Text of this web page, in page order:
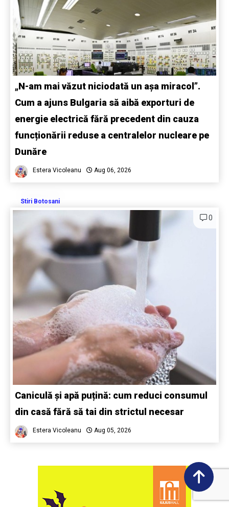
„N-am mai văzut niciodată un așa miracol”.
Cum a ajuns Bulgaria să aibă exporturi de
energie electrică fără precedent din cauza
funcționării reduse a centralelor nucleare pe
Dunăre
Estera Vicoleanu Aug 06, 2026
Stiri Botosani
0
Caniculă și apă puțină: cum reduci consumul
din casă fără să tai din strictul necesar
Estera Vicoleanu Aug 05, 2026